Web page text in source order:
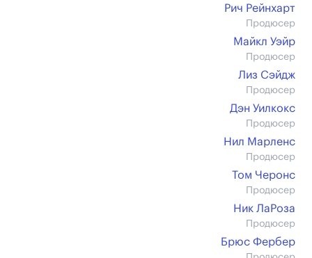
Рич Рейнхарт
Продюсер
Майкл Уэйр
Продюсер
Лиз Сэйдж
Продюсер
Дэн Уилкокс
Продюсер
Нил Марленс
Продюсер
Том Черонс
Продюсер
Ник ЛаРоза
Продюсер
Брюс Фербер